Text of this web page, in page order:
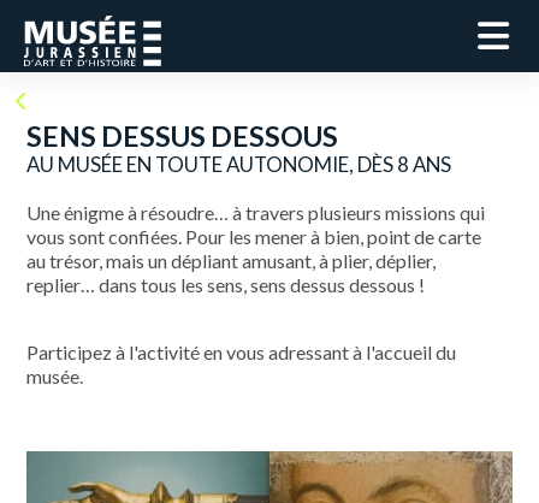
SENS DESSUS DESSOUS
AU MUSÉE EN TOUTE AUTONOMIE, DÈS 8 ANS
Une énigme à résoudre… à travers plusieurs missions qui
vous sont confiées. Pour les mener à bien, point de carte
au trésor, mais un dépliant amusant, à plier, déplier,
replier… dans tous les sens, sens dessus dessous !
Participez à l'activité en vous adressant à l'accueil du
musée.